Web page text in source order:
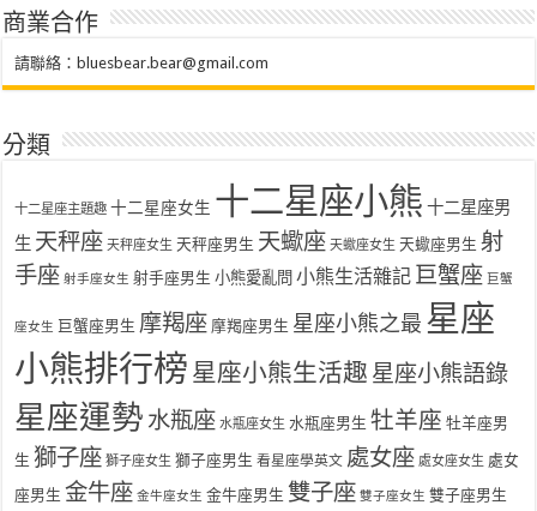
商業合作
請聯絡： bluesbear.bear@gmail.com
分類
十二星座主題趣 十二星座女生 十二星座小熊 十二星座男
生 天秤座 天秤座女生 天秤座男生 天蠍座 天蠍座女生 天蠍座男生 射
手座 射手座女生 射手座男生 小熊愛亂問 小熊生活雜記 巨蟹座 巨蟹
座女生 巨蟹座男生 摩羯座 摩羯座男生 星座小熊之最 星座
小熊排行榜 星座小熊生活趣 星座小熊語錄
星座運勢 水瓶座 水瓶座女生 水瓶座男生 牡羊座 牡羊座男
生 獅子座 獅子座女生 獅子座男生 看星座學英文 處女座 處女座女生 處女
座男生 金牛座 金牛座女生 金牛座男生 雙子座 雙子座女生 雙子座男生